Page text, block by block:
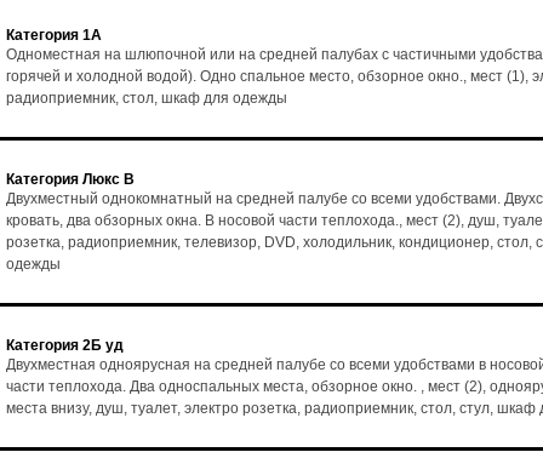
Категория 1А
Одноместная на шлюпочной или на средней палубах с частичными
горячей и холодной водой). Одно спальное место, обзорное окно., мест (1),
радиоприемник, стол, шкаф для одежды
Категория Люкс В
Двухместный однокомнатный на средней палубе со всеми удобствами.
кровать, два обзорных окна. В носовой части теплохода., мест (2), душ,
розетка, радиоприемник, телевизор, DVD, холодильник, кондиционер, стол,
одежды
Категория 2Б уд
Двухместная одноярусная на средней палубе со всеми удобствами в
части теплохода. Два односпальных места, обзорное окно. , мест (2),
места внизу, душ, туалет, электро розетка, радиоприемник, стол, стул,